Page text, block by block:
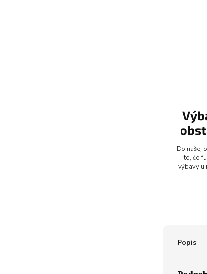
Do našej
to, čo
výbavy u
Popis